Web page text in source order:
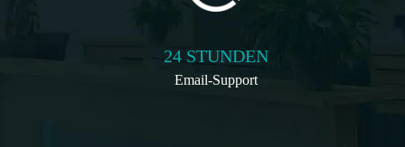
24 STUNDEN
Email-Support